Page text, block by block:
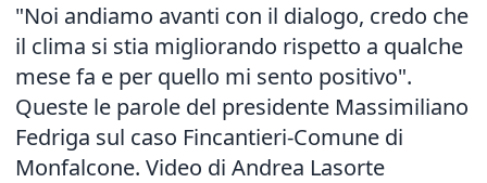
"Noi andiamo avanti con il dialogo, credo che
il clima si stia migliorando rispetto a qualche
mese fa e per quello mi sento positivo".
Queste le parole del presidente Massimiliano
Fedriga sul caso Fincantieri-Comune di
Monfalcone. Video di Andrea Lasorte